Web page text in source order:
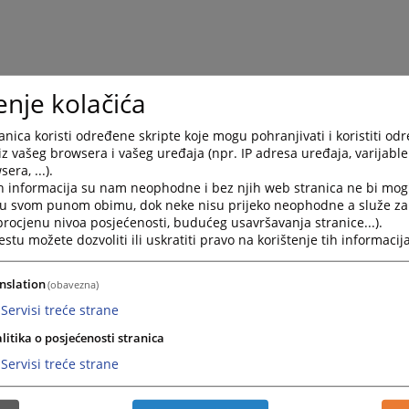
plan održavanja sjednica
godinu
održavanja sjednica VSTS-a BiH za 2024. godinu
kolačića
koristi određene skripte koje mogu pohranjivati i koristiti
vašeg browsera i vašeg uređaja (npr. IP adresa uređaja,
...).
informacija su nam neophodne i bez njih web stranica ne bi
svom punom obimu, dok neke nisu prijeko neophodne a služe
nivoa posjećenosti, budućeg usavršavanja stranice...).
možete dozvoliti ili uskratiti pravo na korištenje tih
(obavezna)
Servisi treće strane
o posjećenosti stranica
Servisi treće strane